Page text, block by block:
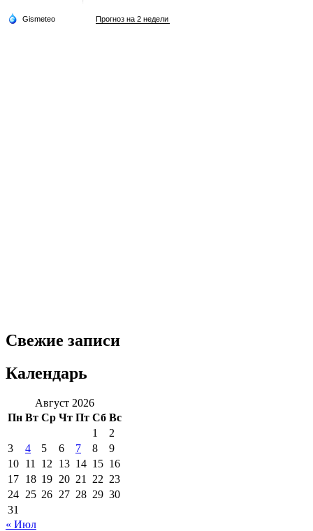
Свежие записи
Календарь
Август 2026
Пн Вт Ср Чт Пт Сб Вс
1
2
3
4 5 6 7 8
9
10 11 12 13 14 15 16
17 18 19 20 21 22 23
24 25 26 27 28 29 30
31
« Июл